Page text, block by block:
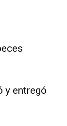
y entregó